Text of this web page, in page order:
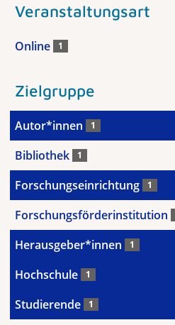
Veranstaltungsart
Online 1
Zielgruppe
Autor*innen 1
Bibliothek 1
Forschungseinrichtung 1
Forschungsförderinstitution
Herausgeber*innen 1
Hochschule 1
Studierende 1